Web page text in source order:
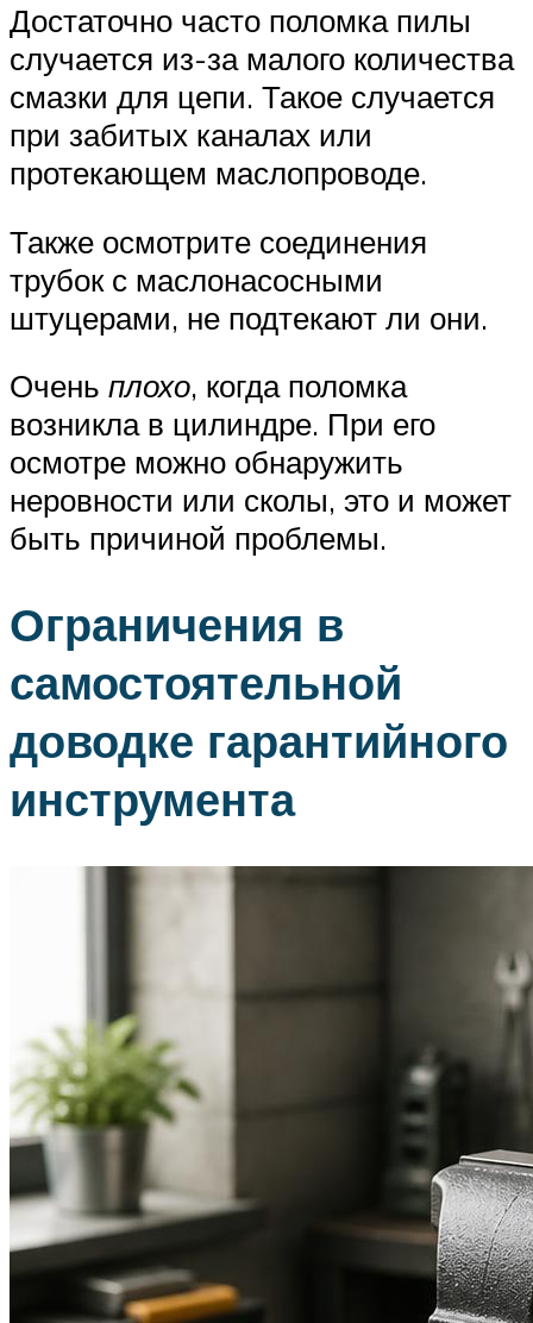
Достаточно часто поломка пилы
случается из-за малого количества
смазки для цепи. Такое случается
при забитых каналах или
протекающем маслопроводе.
Также осмотрите соединения
трубок с маслонасосными
штуцерами, не подтекают ли они.
Очень плохо, когда поломка
возникла в цилиндре. При его
осмотре можно обнаружить
неровности или сколы, это и может
быть причиной проблемы.
Ограничения в
самостоятельной
доводке гарантийного
инструмента